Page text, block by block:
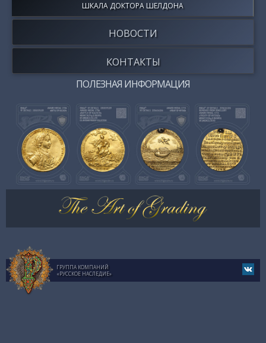
ШКАЛА ДОКТОРА ШЕЛДОНА
НОВОСТИ
КОНТАКТЫ
ПОЛЕЗНАЯ ИНФОРМАЦИЯ
ГРУППА КОМПАНИЙ
«РУССКОЕ НАСЛЕДИЕ»